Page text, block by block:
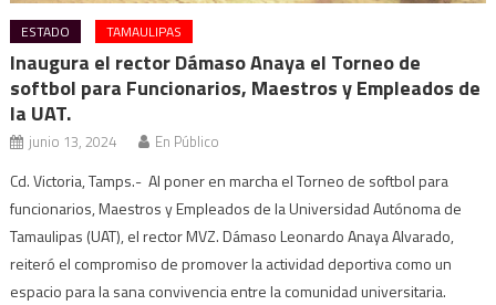
ESTADO TAMAULIPAS
Inaugura el rector Dámaso Anaya el Torneo de
softbol para Funcionarios, Maestros y Empleados de
la UAT.
junio 13, 2024 En Público
Cd. Victoria, Tamps.- Al poner en marcha el Torneo de softbol para
funcionarios, Maestros y Empleados de la Universidad Autónoma de
Tamaulipas (UAT), el rector MVZ. Dámaso Leonardo Anaya Alvarado,
reiteró el compromiso de promover la actividad deportiva como un
espacio para la sana convivencia entre la comunidad universitaria.